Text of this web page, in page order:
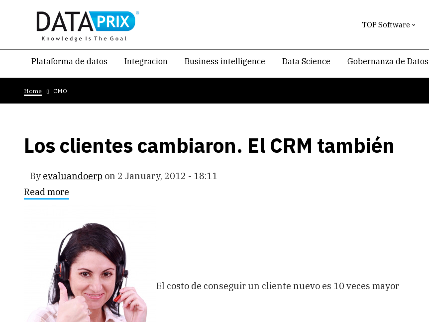
content
TOP Software
Navegacion
temática
principal
Plataforma de datos Integracion Business intelligence Data Science Gobernanza de Datos
Breadcrumb
Home CMO
Los clientes cambiaron. El CRM también
By evaluandoerp on 2 January, 2012 - 18:11
Read more
El
CRM
también
El costo de conseguir un cliente nuevo es 10 veces mayor